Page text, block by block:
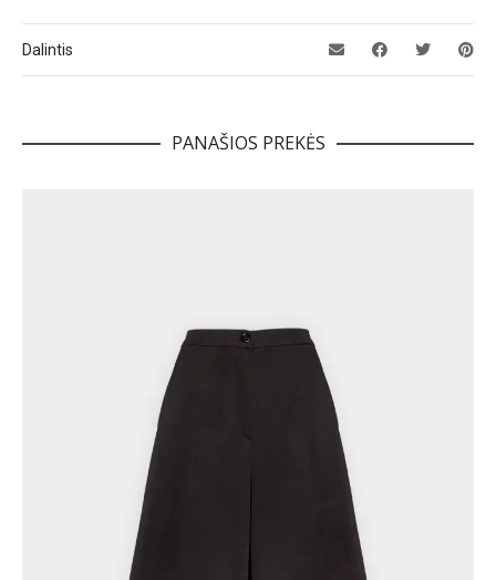
Dalintis
PANAŠIOS PREKĖS